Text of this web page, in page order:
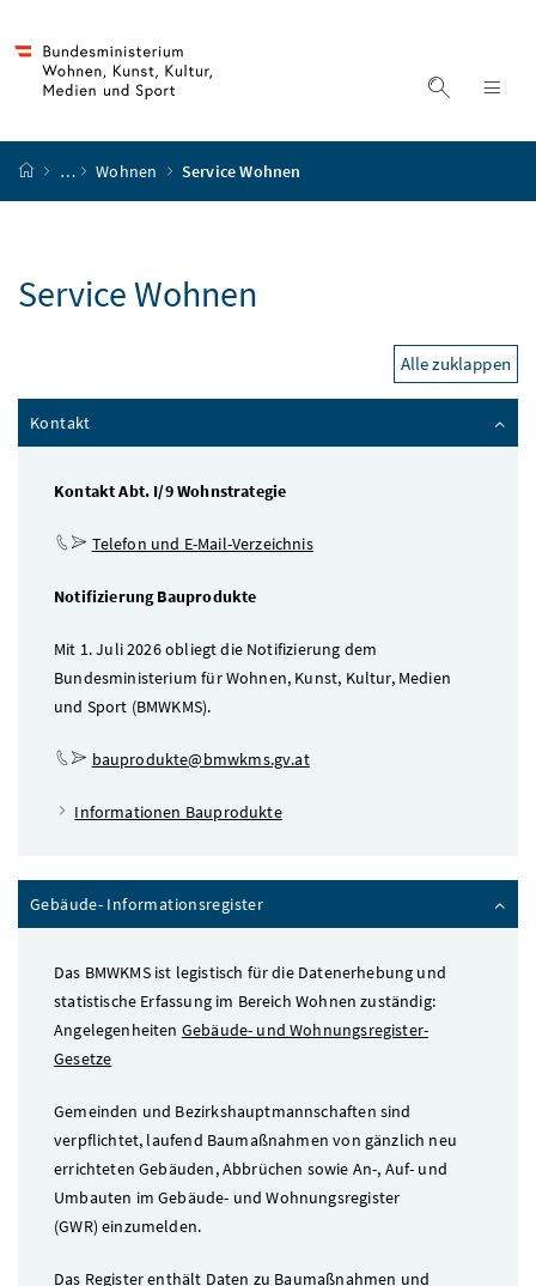
Suche
Startseite
… Wohnen Service Wohnen
Service Wohnen
Alle zuklappen
Kontakt
Kontakt Abt. I/9 Wohnstrategie
Telefon und E-Mail-Verzeichnis
Notifizierung Bauprodukte
Mit 1. Juli 2026 obliegt die Notifizierung dem
Bundesministerium für Wohnen, Kunst, Kultur, Medien
und Sport (BMWKMS).
bauprodukte@bmwkms.gv.at
Informationen Bauprodukte
Gebäude- Informationsregister
Das BMWKMS ist legistisch für die Datenerhebung und
statistische Erfassung im Bereich Wohnen zuständig:
Angelegenheiten Gebäude- und Wohnungsregister-
Gesetze
Gemeinden und Bezirkshauptmannschaften sind
verpflichtet, laufend Baumaßnahmen von gänzlich neu
errichteten Gebäuden, Abbrüchen sowie An-, Auf- und
Umbauten im Gebäude- und Wohnungsregister
(GWR) einzumelden.
Das Register enthält Daten zu Baumaßnahmen und